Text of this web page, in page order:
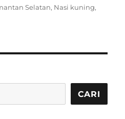
Selatan, Nasi kuning,
CARI